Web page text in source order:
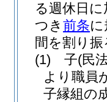
る週休日
つき 前条
間を割り
(1)
子(民
より職員
子縁組の